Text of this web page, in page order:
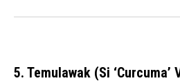
5. Temulawak (Si ‘Curcuma’